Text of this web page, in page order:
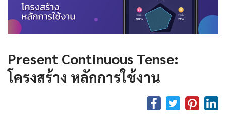
Present Continuous Tense:
โครงสร้าง หลักการใช้งาน